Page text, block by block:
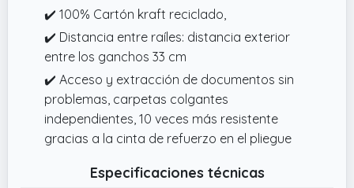
✔️ 100% Cartón kraft reciclado,
✔️ Distancia entre raíles: distancia exterior
entre los ganchos 33 cm
✔️ Acceso y extracción de documentos sin
problemas, carpetas colgantes
independientes, 10 veces más resistente
gracias a la cinta de refuerzo en el pliegue
Especificaciones técnicas